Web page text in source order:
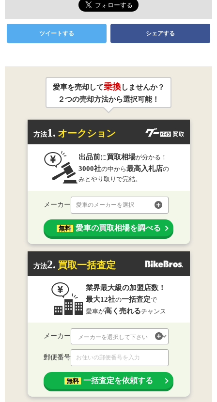
ツイートする シェアする
愛車を売却して乗換しませんか？
２つの売却方法から選択可能！
方法1. オークション
出品前に 買取相場が分かる！
3000社の中から最高入札店の
みとやり取りで完結。
メーカー 愛車のメーカーを選択
無料 愛車の買取相場を調べる
方法2. 買取一括査定
業界最大級の加盟店数！
最大12社の一括査定で
愛車が高く売れるチャンス
メーカー
郵便番号
無料 一括査定を依頼する